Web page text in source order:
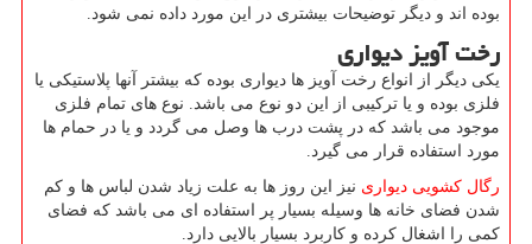
بوده اند و دیگر توضیحات بیشتری در این مورد داده نمی شود.
رخت آویز دیواری
یکی دیگر از انواع رخت آویز ها دیواری بوده که بیشتر آنها پلاستیکی یا
فلزی بوده و یا ترکیبی از این دو نوع می باشد. نوع های تمام فلزی
موجود می باشد که در پشت درب ها وصل می گردد و یا در حمام ها
مورد استفاده قرار می گیرد.
رگال کشویی دیواری نیز این روز ها به علت زیاد شدن لباس ها و کم
شدن فضای خانه ها وسیله بسیار پر استفاده ای می باشد که فضای
کمی را اشغال کرده و کاربرد بسیار بالایی دارد.